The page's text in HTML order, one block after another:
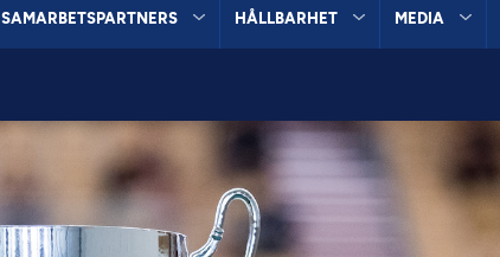
SAMARBETSPARTNERS HÅLLBARHET MEDIA